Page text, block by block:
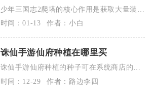
少年三国志2爬塔的核心作用是获取大量装备
碎片、珍稀养成资源与星数兑换特权，是提
升阵容战力、
时间：01-13 作者：小白
诛仙手游仙府种植在哪里买
诛仙手游仙府种植的种子可在系统商店的仙
府分类中购买，也能通过仙府内种植操作的
快捷跳转入口直
时间：12-29 作者：路边李四